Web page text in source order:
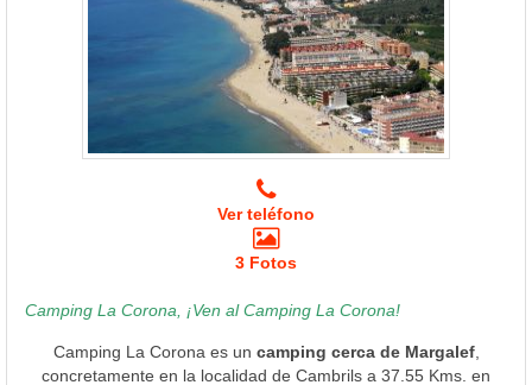
Ver teléfono
3 Fotos
Camping La Corona, ¡Ven al Camping La Corona!
Camping La Corona es un camping cerca de Margalef,
concretamente en la localidad de Cambrils a 37.55 Kms. en